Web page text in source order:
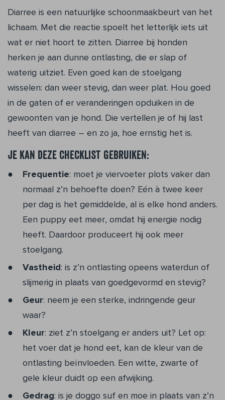
Diarree is een natuurlijke schoonmaakbeurt van het
lichaam. Met die reactie spoelt het letterlijk iets uit
wat er niet hoort te zitten. Diarree bij honden
herken je aan dunne ontlasting, die er slap of
waterig uitziet. Even goed kan de stoelgang
wisselen: dan weer stevig, dan weer plat. Hou goed
in de gaten of er veranderingen opduiken in de
gewoonten van je hond. Die vertellen je of hij last
heeft van diarree – en zo ja, hoe ernstig het is.
Je kan deze checklist gebruiken:
Frequentie: moet je viervoeter plots vaker dan
normaal z’n behoefte doen? Eén à twee keer
per dag is het gemiddelde, al is elke hond anders.
Een puppy eet meer, omdat hij energie nodig
heeft. Daardoor produceert hij ook meer
stoelgang.
Vastheid: is z’n ontlasting opeens waterdun of
slijmerig in plaats van goedgevormd en stevig?
Geur: neem je een sterke, indringende geur
waar?
Kleur: ziet z’n stoelgang er anders uit? Let op:
het voer dat je hond eet, kan de kleur van de
ontlasting beïnvloeden. Een witte, zwarte of
gele kleur duidt op een afwijking.
Gedrag: is je doggo suf en moe in plaats van z’n